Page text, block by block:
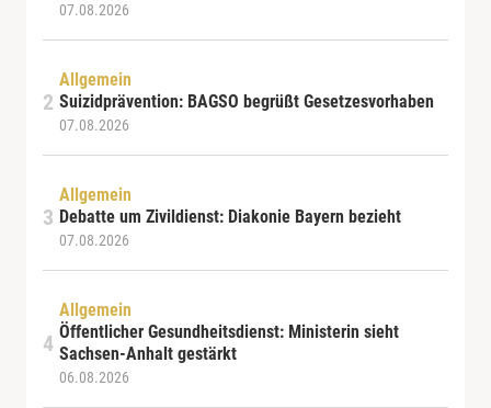
07.08.2026
Allgemein
Suizidprävention: BAGSO begrüßt Gesetzesvorhaben
07.08.2026
Allgemein
Debatte um Zivildienst: Diakonie Bayern bezieht
07.08.2026
Allgemein
Öffentlicher Gesundheitsdienst: Ministerin sieht
Sachsen-Anhalt gestärkt
06.08.2026